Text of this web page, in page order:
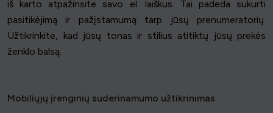
iš karto atpažinsite savo el. laiškus. Tai padeda sukurti
pasitikėjimą ir pažįstamumą tarp jūsų prenumeratorių.
Užtikrinkite, kad jūsų tonas ir stilius atitiktų jūsų prekės
ženklo balsą.
Mobiliųjų įrenginių suderinamumo užtikrinimas